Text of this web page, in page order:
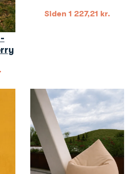
Siden 1 227,21 kr.